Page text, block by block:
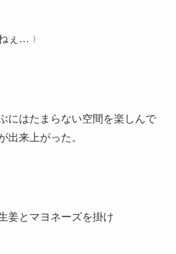
ぇ…﹚
にはたまらない空間を楽しんで
出来上がった。
姜とマヨネーズを掛け